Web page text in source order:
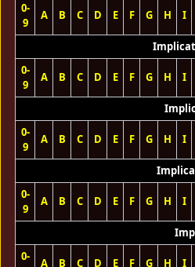
0-
9
A B C D E F G H I
0-
9
A B C D E F G H I
0-
9
A B C D E F G H I
0-
9
A B C D E F G H I
0-
A B C D E F G H I